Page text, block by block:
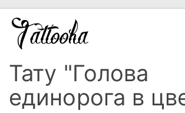
Тату "Голова
единорога в